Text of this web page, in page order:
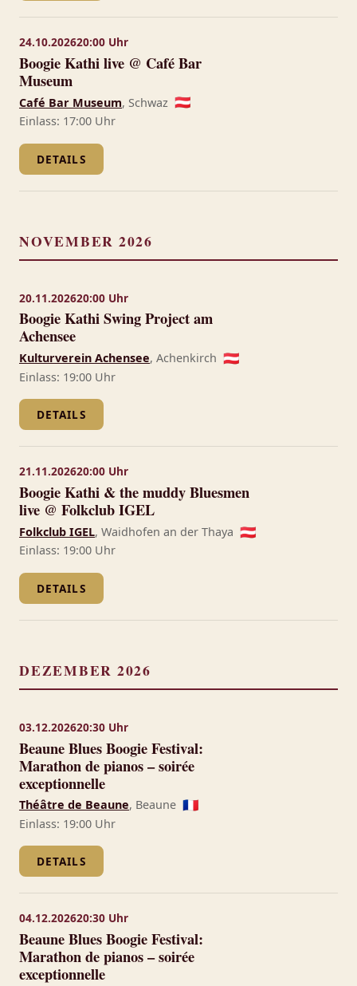
24.10.202620:00 Uhr
Boogie Kathi live @ Café Bar
Museum
Café Bar Museum, Schwaz 🇦🇹
Einlass: 17:00 Uhr
DETAILS
NOVEMBER 2026
20.11.202620:00 Uhr
Boogie Kathi Swing Project am
Achensee
Kulturverein Achensee, Achenkirch 🇦🇹
Einlass: 19:00 Uhr
DETAILS
21.11.202620:00 Uhr
Boogie Kathi & the muddy Bluesmen
live @ Folkclub IGEL
Folkclub IGEL, Waidhofen an der Thaya 🇦🇹
Einlass: 19:00 Uhr
DETAILS
DEZEMBER 2026
03.12.202620:30 Uhr
Beaune Blues Boogie Festival:
Marathon de pianos – soirée
exceptionnelle
Théâtre de Beaune, Beaune 🇫🇷
Einlass: 19:00 Uhr
DETAILS
04.12.202620:30 Uhr
Beaune Blues Boogie Festival:
Marathon de pianos – soirée
exceptionnelle